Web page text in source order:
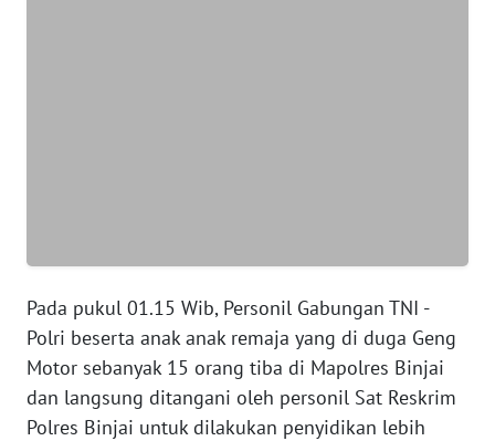
Pada pukul 01.15 Wib, Personil Gabungan TNI -
Polri beserta anak anak remaja yang di duga Geng
Motor sebanyak 15 orang tiba di Mapolres Binjai
dan langsung ditangani oleh personil Sat Reskrim
Polres Binjai untuk dilakukan penyidikan lebih
WN
SERAMBI
WN
JAMBI